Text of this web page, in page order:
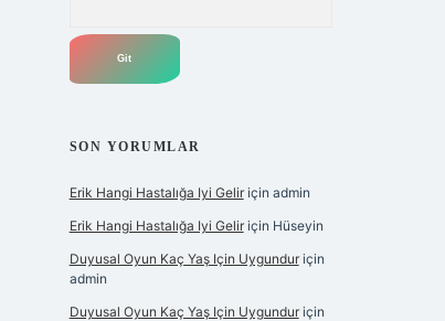
SON YORUMLAR
Erik Hangi Hastalığa Iyi Geliriçin admin
Erik Hangi Hastalığa Iyi Geliriçin Hüseyin
Duyusal Oyun Kaç Yaş Için Uygunduriçin
admin
Duyusal Oyun Kaç Yaş Için Uygunduriçin